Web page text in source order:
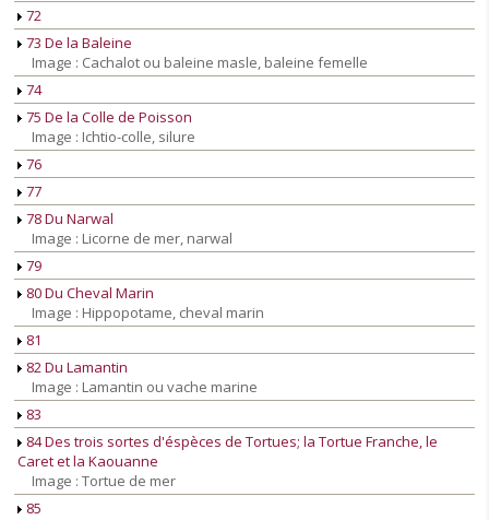
72
73 De la Baleine
Image : Cachalot ou baleine masle, baleine femelle
74
75 De la Colle de Poisson
Image : Ichtio-colle, silure
76
77
78 Du Narwal
Image : Licorne de mer, narwal
79
80 Du Cheval Marin
Image : Hippopotame, cheval marin
81
82 Du Lamantin
Image : Lamantin ou vache marine
83
84 Des trois sortes d'éspèces de Tortues; la Tortue Franche, le
Caret et la Kaouanne
Image : Tortue de mer
85